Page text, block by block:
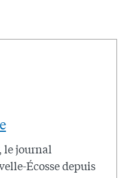
le journal
Écosse depuis